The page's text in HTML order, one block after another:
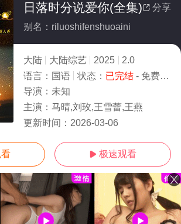
 分享
日落时分说爱你(全集)
别名：riluoshifenshuoaini
大陆 大陆综艺 2025
2.0
语言： 国语 状态： 已完结- 免费在线观看
导演： 未知
主演： 马晴,刘玫,王雪蕾,王燕
更新时间： 2026-03-06
 极速观看